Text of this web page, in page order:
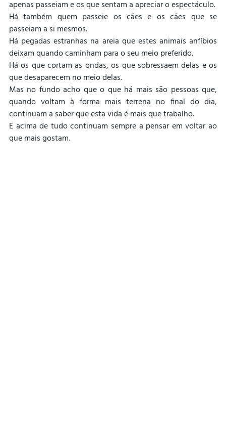
Há também quem passeie os cães e os cães que se
passeiam a si mesmos.
Há pegadas estranhas na areia que estes animais anfíbios
deixam quando caminham para o seu meio preferido.
Há os que cortam as ondas, os que sobressaem delas e os
que desaparecem no meio delas.
Mas no fundo acho que o que há mais são pessoas que,
quando voltam à forma mais terrena no final do dia,
continuam a saber que esta vida é mais que trabalho.
E acima de tudo continuam sempre a pensar em voltar ao
que mais gostam.